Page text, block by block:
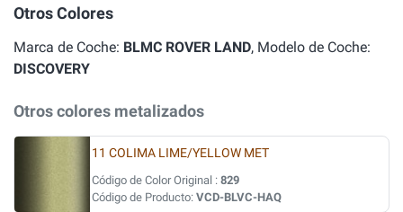
Otros Colores
Marca de Coche: BLMC ROVER LAND, Modelo de Coche:
DISCOVERY
Otros colores metalizados
11 COLIMA LIME/YELLOW MET
Código de Color Original : 829
Código de Producto: VCD-BLVC-HAQ